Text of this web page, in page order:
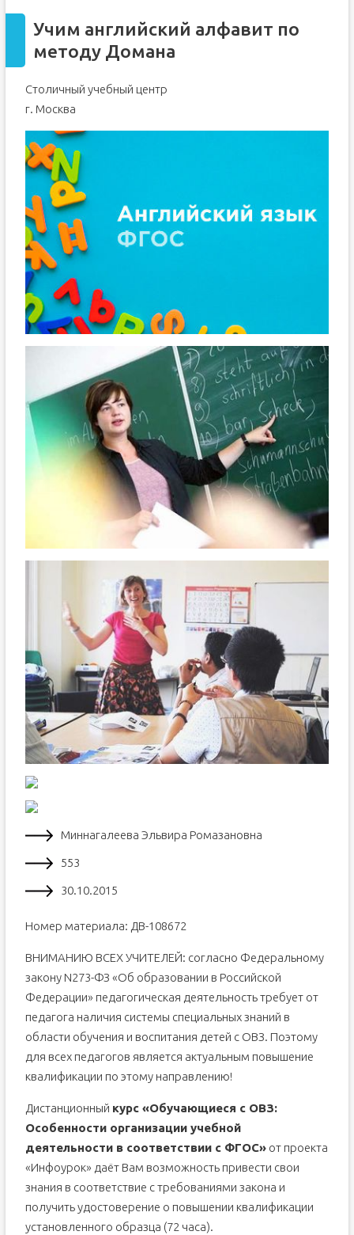
Учим английский алфавит по
методу Домана
Столичный учебный центр
г. Москва
Миннагалеева Эльвира Ромазановна
553
30.10.2015
Номер материала: ДВ-108672
ВНИМАНИЮ ВСЕХ УЧИТЕЛЕЙ: согласно Федеральному
закону N273-ФЗ «Об образовании в Российской
Федерации» педагогическая деятельность требует от
педагога наличия системы специальных знаний в
области обучения и воспитания детей с ОВЗ. Поэтому
для всех педагогов является актуальным повышение
квалификации по этому направлению!
Дистанционный курс «Обучающиеся с ОВЗ:
Особенности организации учебной
деятельности в соответствии с ФГОС»от проекта
«Инфоурок» даёт Вам возможность привести свои
знания в соответствие с требованиями закона и
получить удостоверение о повышении квалификации
установленного образца (72 часа).